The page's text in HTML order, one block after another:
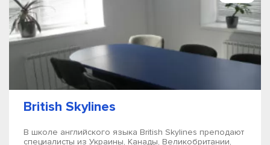
British Skylines
В школе английского языка British Skylines преподают
специалисты из Украины, Канады, Великобритании,